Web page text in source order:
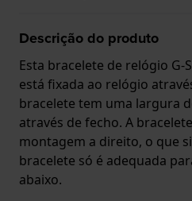
Descrição do produto
Esta bracelete de relógio G-
está fixada ao relógio
bracelete tem uma largura
através de fecho. A
montagem a direito, o que
bracelete só é adequada
abaixo.